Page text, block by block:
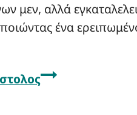
αλλά
ένα